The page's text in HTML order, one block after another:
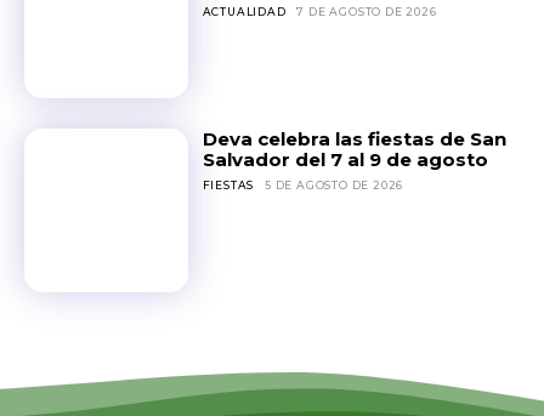
ACTUALIDAD 7 DE AGOSTO DE 2026
Deva celebra las fiestas de San
Salvador del 7 al 9 de agosto
FIESTAS 5 DE AGOSTO DE 2026